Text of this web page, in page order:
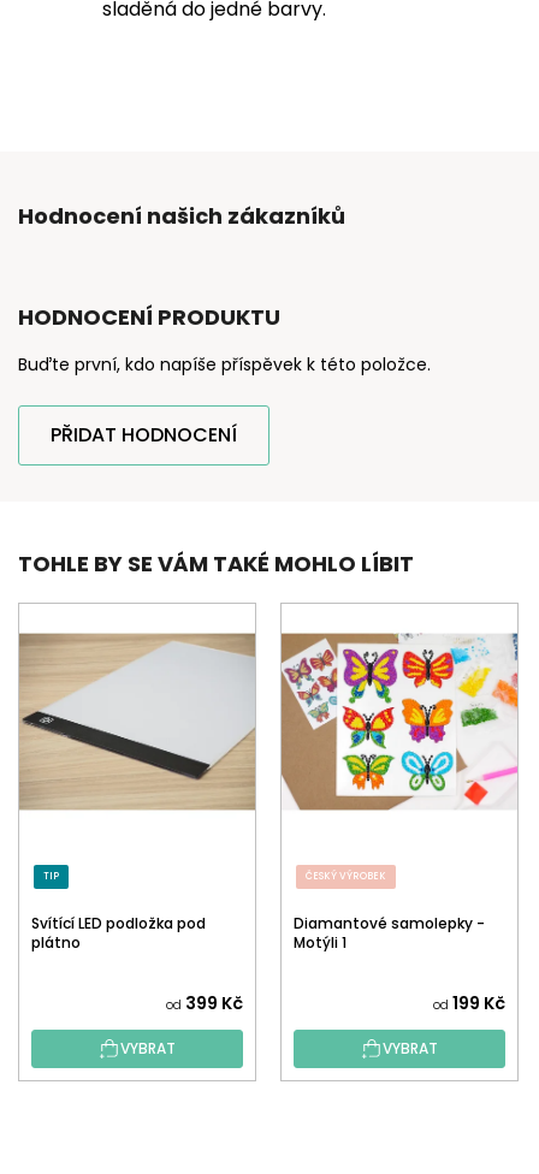
sladěná do jedné barvy.
Hodnocení našich zákazníků
HODNOCENÍ PRODUKTU
Buďte první, kdo napíše příspěvek k této položce.
PŘIDAT HODNOCENÍ
TOHLE BY SE VÁM TAKÉ MOHLO LÍBIT
TIP
Svítící LED podložka pod
plátno
od 399 Kč
VYBRAT
ČESKÝ VÝROBEK
Diamantové samolepky -
Motýli 1
od 199 Kč
VYBRAT